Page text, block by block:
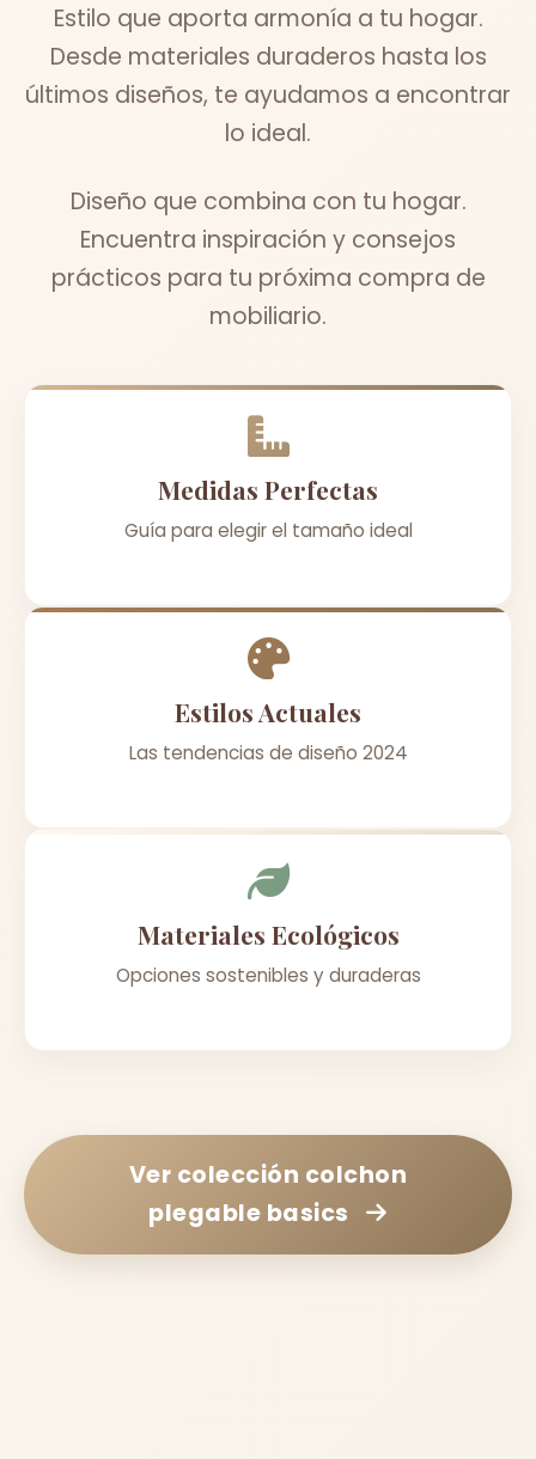
Estilo que aporta armonía a tu hogar.
Desde materiales duraderos hasta los
últimos diseños, te ayudamos a encontrar
lo ideal.
Diseño que combina con tu hogar.
Encuentra inspiración y consejos
prácticos para tu próxima compra de
mobiliario.
Medidas Perfectas
Guía para elegir el tamaño ideal
Estilos Actuales
Las tendencias de diseño 2024
Materiales Ecológicos
Opciones sostenibles y duraderas
Ver colección colchon
plegable basics